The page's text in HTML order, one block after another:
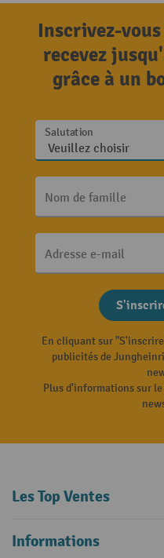
Inscrivez-
recevez
grâce à un
Salutation
Nom de famille
Adresse e-mail
En cliquant sur
publicités de
Plus d'informations sur
Les Top Ventes
Informations